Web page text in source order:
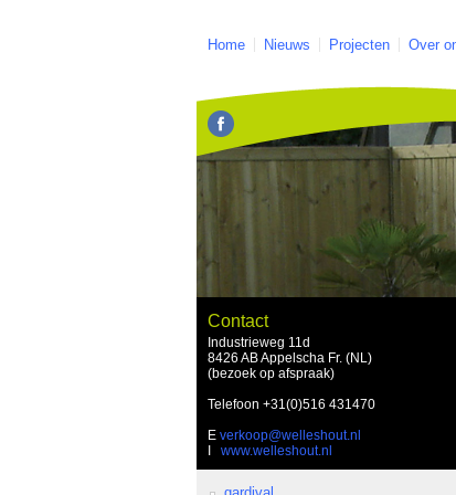
Home Nieuws Projecten Over
Contact
Industrieweg 11d
8426 AB Appelscha Fr. (NL)
(bezoek op afspraak)
Telefoon +31(0)516 431470
E verkoop@welleshout.nl
www.welleshout.nl